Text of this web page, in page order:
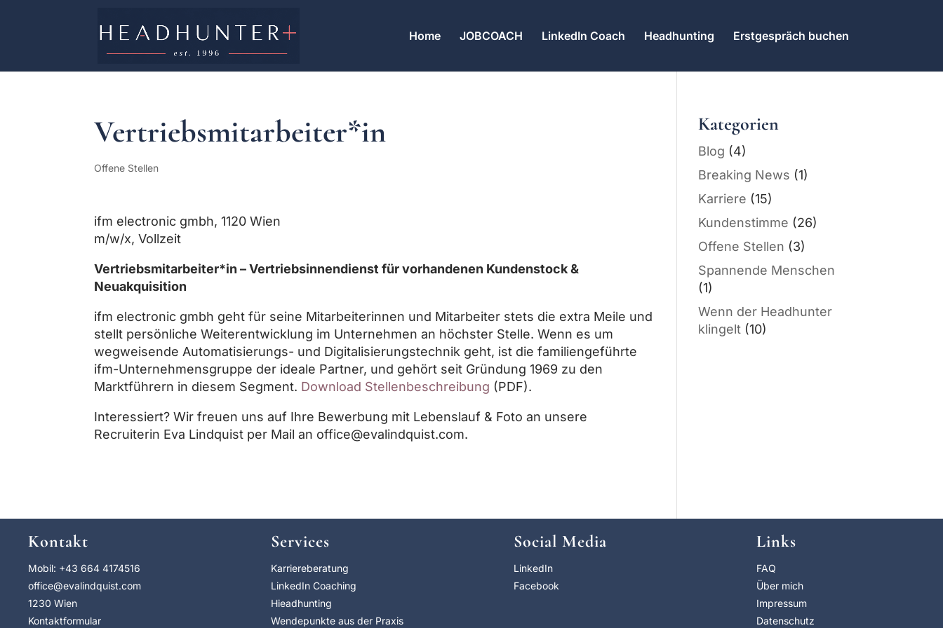
Home JOBCOACH LinkedIn Coach Headhunting Erstgespräch buchen
Vertriebsmitarbeiter*in
Offene Stellen
ifm electronic gmbh, 1120 Wien
m/w/x, Vollzeit
Vertriebsmitarbeiter*in – Vertriebsinnendienst für vorhandenen Kundenstock &
Neuakquisition
ifm electronic gmbh geht für seine Mitarbeiterinnen und Mitarbeiter stets die extra Meile und
stellt persönliche Weiterentwicklung im Unternehmen an höchster Stelle. Wenn es um
wegweisende Automatisierungs- und Digitalisierungstechnik geht, ist die familiengeführte
ifm-Unternehmensgruppe der ideale Partner, und gehört seit Gründung 1969 zu den
Marktführern in diesem Segment. Download Stellenbeschreibung (PDF).
Interessiert? Wir freuen uns auf Ihre Bewerbung mit Lebenslauf & Foto an unsere
Recruiterin Eva Lindquist per Mail an office@evalindquist.com.
Kategorien
Blog (4)
Breaking News (1)
Karriere (15)
Kundenstimme (26)
Offene Stellen (3)
Spannende Menschen
(1)
Wenn der Headhunter
klingelt(10)
Kontakt
Mobil: +43 664 4174516
office@evalindquist.com
1230 Wien
Kontaktformular
Services
Karriereberatung
LinkedIn Coaching
Hieadhunting
Wendepunkte aus der Praxis
Social Media
LinkedIn
Facebook
Links
FAQ
Über mich
Impressum
Datenschutz